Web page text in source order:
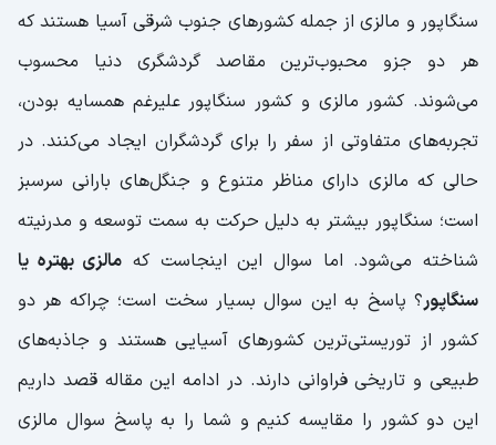
سنگاپور و مالزی از جمله کشورهای جنوب شرقی آسیا هستند که
هر دو جزو محبوب‌ترین مقاصد گردشگری دنیا محسوب
می‌شوند. کشور مالزی و کشور سنگاپور علیرغم همسایه بودن،
تجربه‌های متفاوتی از سفر را برای گردشگران ایجاد می‌کنند. در
حالی که مالزی دارای مناظر متنوع و جنگل‌های بارانی سرسبز
است؛ سنگاپور بیشتر به دلیل حرکت به سمت توسعه و مدرنیته
شناخته می‌شود. اما سوال این اینجاست که مالزی بهتره یا
سنگاپور؟ پاسخ به این سوال بسیار سخت است؛ چراکه هر دو
کشور از توریستی‌ترین کشورهای آسیایی هستند و جاذبه‌های
طبیعی و تاریخی فراوانی دارند. در ادامه این مقاله قصد داریم
این دو کشور را مقایسه کنیم و شما را به پاسخ سوال مالزی